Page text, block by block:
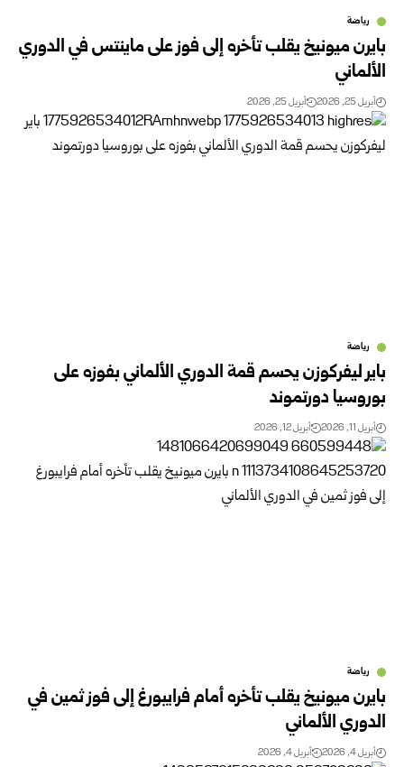
رياضة
بايرن ميونيخ يقلب تأخره إلى فوز على ماينتس في الدوري
الألماني
أبريل 25, 2026 أبريل 25, 2026
رياضة
باير ليفركوزن يحسم قمة الدوري الألماني بفوزه على
بوروسيا دورتموند
أبريل 11, 2026 أبريل 12, 2026
رياضة
بايرن ميونيخ يقلب تأخره أمام فرايبورغ إلى فوز ثمين في
الدوري الألماني
أبريل 4, 2026 أبريل 4, 2026